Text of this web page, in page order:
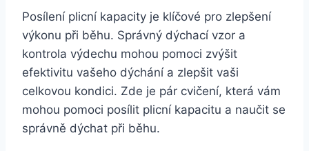
Posílení plicní kapacity je klíčové pro zlepšení
výkonu při běhu. Správný dýchací vzor a
kontrola výdechu mohou pomoci zvýšit
efektivitu vašeho dýchání a zlepšit vaši
celkovou kondici. Zde je pár cvičení, která vám
mohou pomoci posílit plicní kapacitu a naučit se
správně dýchat při běhu.